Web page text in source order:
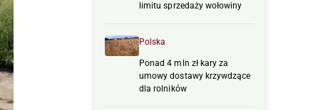
limitu sprzedaży wołowiny
Polska
Ponad 4 mln zł kary za
umowy dostawy krzywdzące
dla rolników